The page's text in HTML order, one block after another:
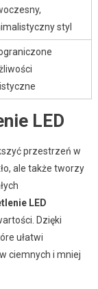
styl
LED
przestrzeń w
ale także tworzy
LED
Dzięki
ułatwi
ciemnych i mniej